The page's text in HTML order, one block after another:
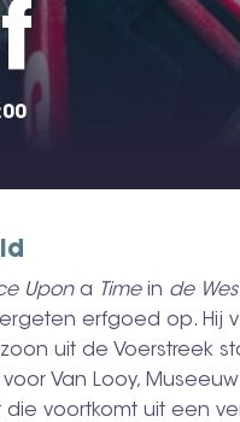
Upona Timein de
erfgoed op. Hij
uit de Voerstreek
voor Van Looy,
voortkomt uit een